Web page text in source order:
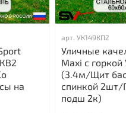
на
арт. УК149КП2
Уличные
Maxi с
(3.4м/Щит
спинкой 2шт/
подш 2к)